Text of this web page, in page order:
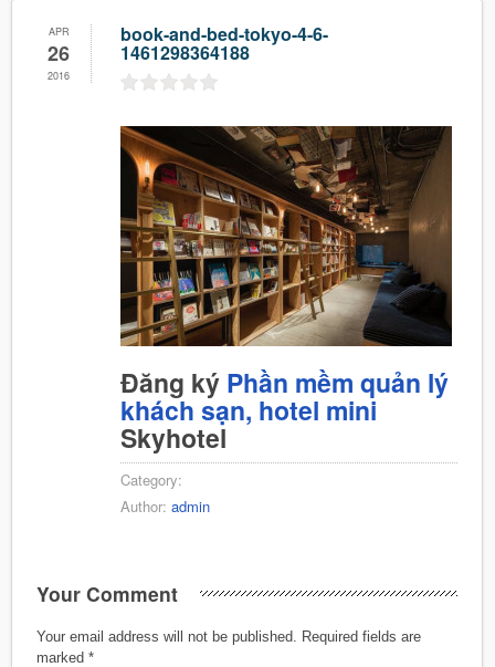
APR
26
2016
book-and-bed-tokyo-4-6-
1461298364188
Đăng ký Phần mềm quản lý
khách sạn, hotel mini
Skyhotel
Category:
Author: admin
Your Comment
Your email address will not be published.
Required fields are
marked *